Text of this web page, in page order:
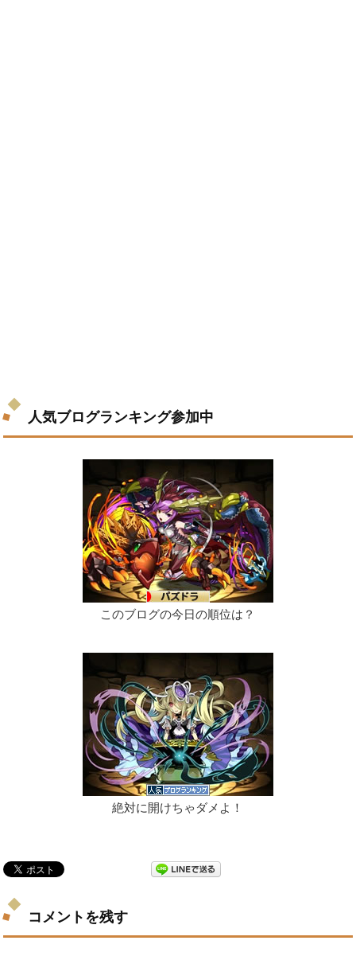
人気ブログランキング参加中
このブログの今日の順位は？
絶対に開けちゃダメよ！
コメントを残す